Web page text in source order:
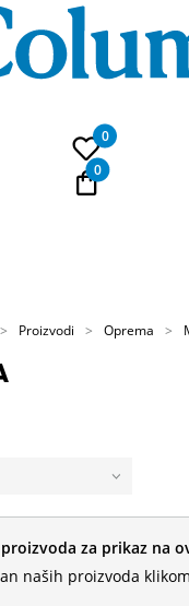
0
0
Proizvodi Oprema
za prikaz na
naših proizvoda